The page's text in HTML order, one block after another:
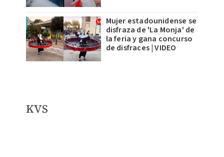
Mujer estadounidense se
disfraza de 'La Monja' de
la feria y gana concurso
de disfraces | VIDEO
KVS